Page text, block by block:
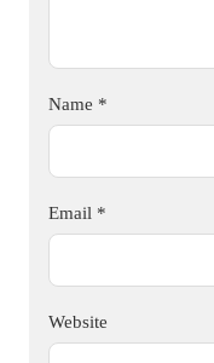
Name *
Email *
Website